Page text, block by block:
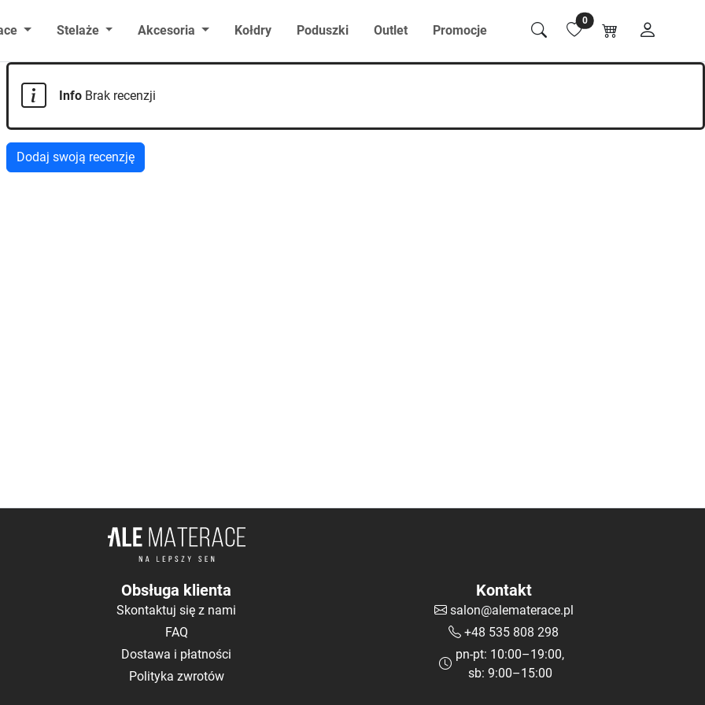
Stelaże Akcesoria Kołdry Poduszki Outlet Promocje
0
Info Brak recenzji
Dodaj swoją recenzję
Obsługa klienta
Skontaktuj się z nami
FAQ
Dostawa i płatności
Polityka zwrotów
Kontakt
salon@alematerace.pl
+48 535 808 298
pn-pt: 10:00–19:00,
sb: 9:00–15:00